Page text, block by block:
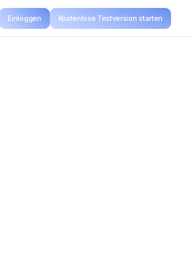
Einloggen Kostenlose Testversion starten